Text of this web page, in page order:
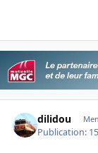
dilidou
Publication: